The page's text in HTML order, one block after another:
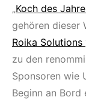
„Koch des
gehören dieser
Roika Solutions
zu den
Sponsoren wie
Beginn an